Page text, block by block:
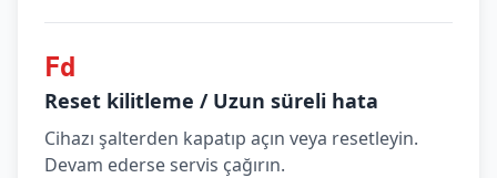
Fd
Reset kilitleme / Uzun süreli hata
Cihazı şalterden kapatıp açın veya resetleyin.
Devam ederse servis çağırın.